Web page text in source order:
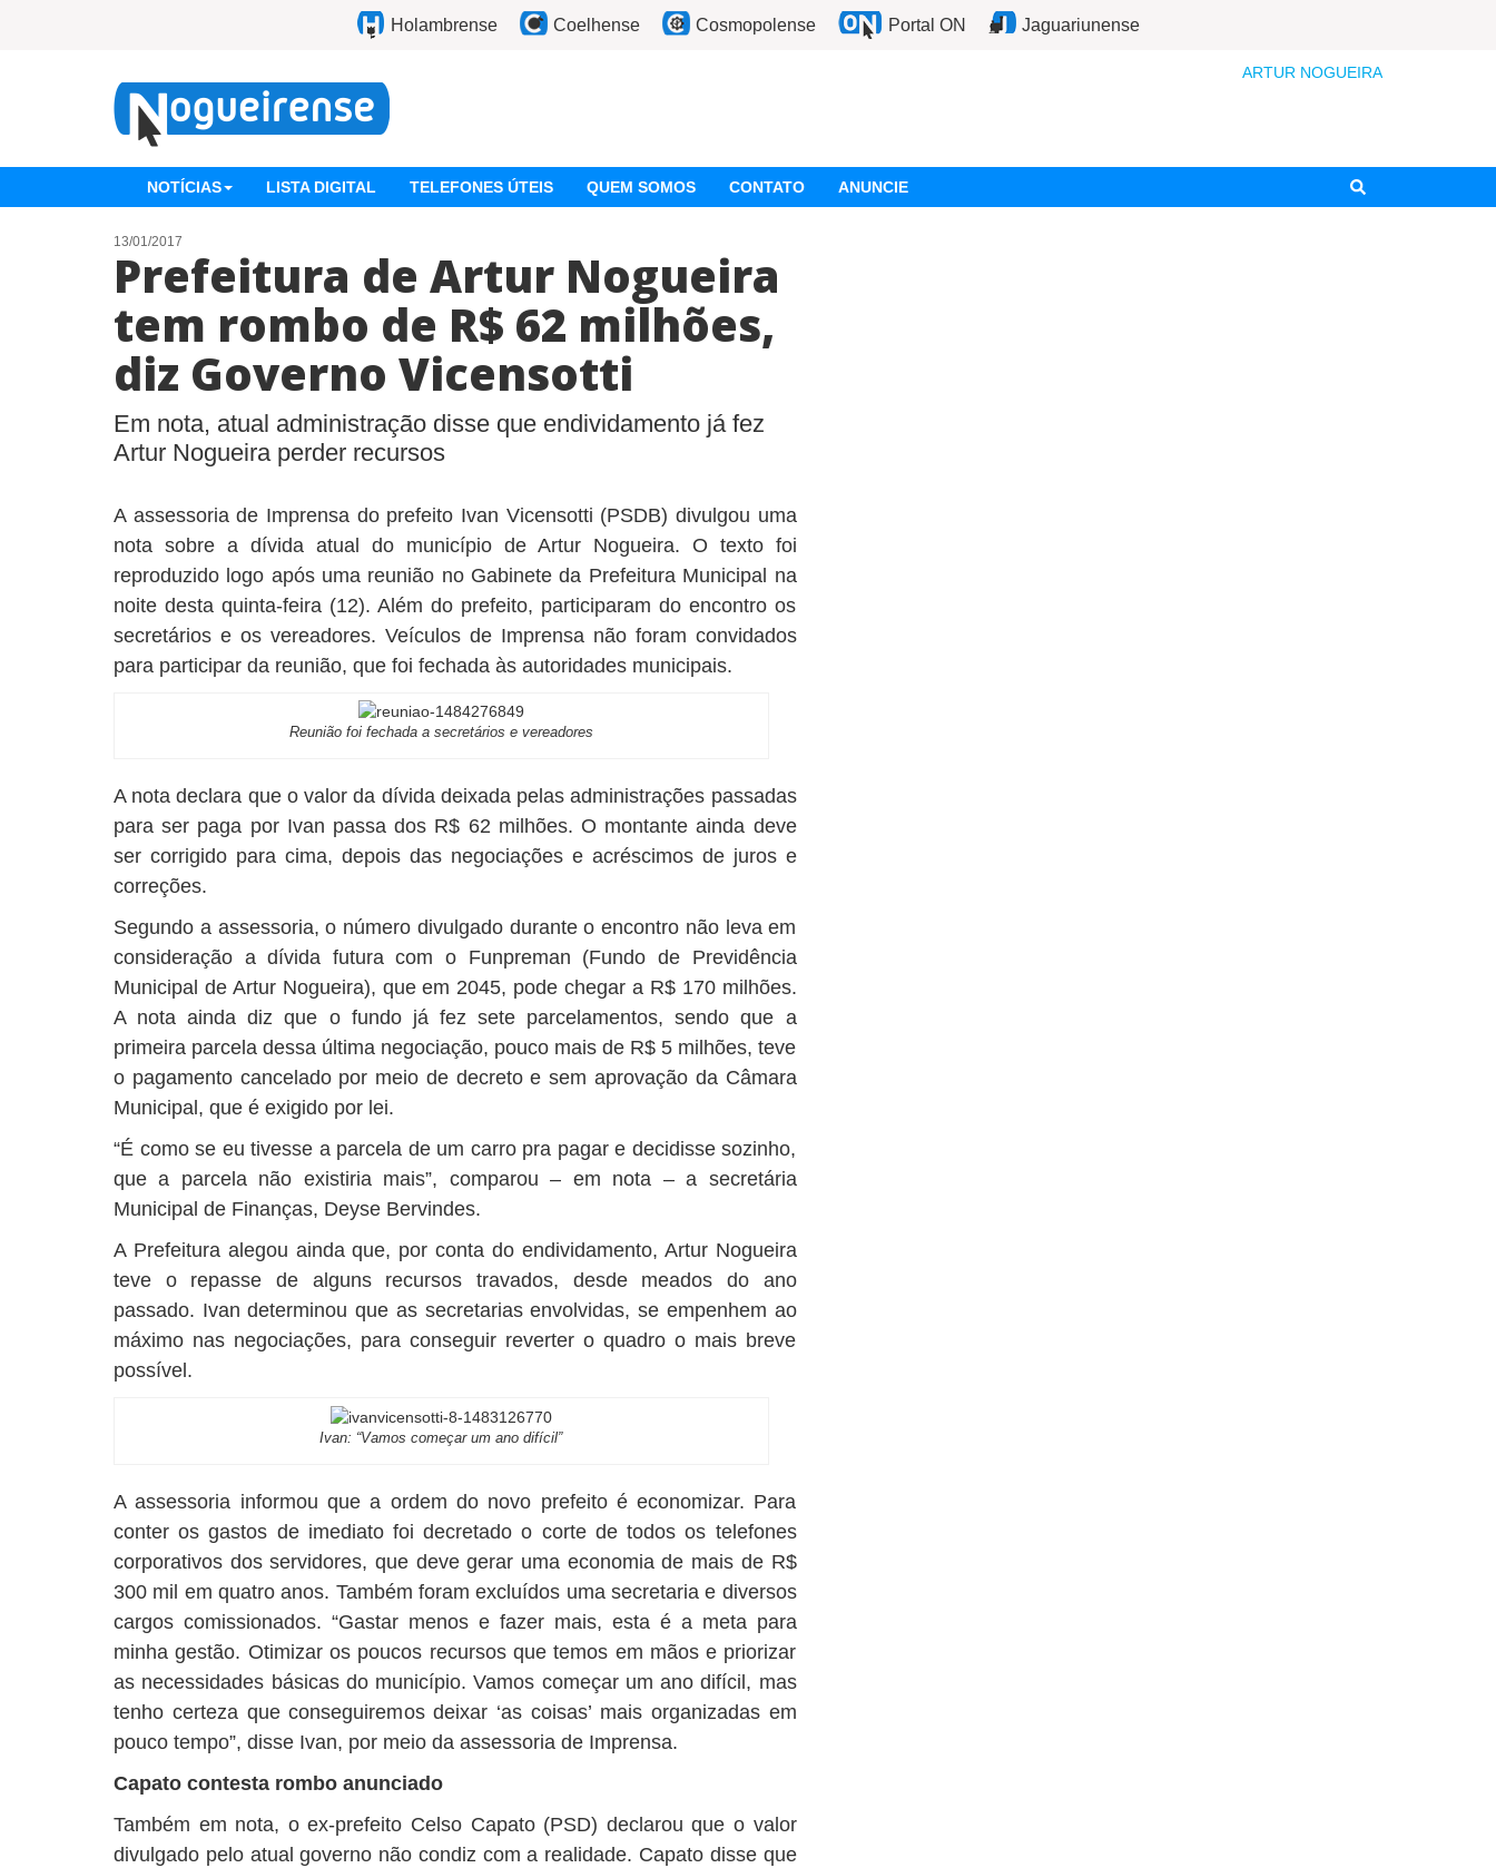
Holambrense Coelhense Cosmopolense Portal ON Jaguariunense
ARTUR NOGUEIRA
NOTÍCIAS LISTA DIGITAL TELEFONES ÚTEIS QUEM SOMOS CONTATO ANUNCIE
13/01/2017
Prefeitura de Artur Nogueira
tem rombo de R$ 62 milhões,
diz Governo Vicensotti
Em nota, atual administração disse que endividamento já fez
Artur Nogueira perder recursos
A assessoria de Imprensa do prefeito Ivan Vicensotti (PSDB) divulgou uma
nota sobre a dívida atual do município de Artur Nogueira. O texto foi
reproduzido logo após uma reunião no Gabinete da Prefeitura Municipal na
noite desta quinta-feira (12). Além do prefeito, participaram do encontro os
secretários e os vereadores. Veículos de Imprensa não foram convidados
para participar da reunião, que foi fechada às autoridades municipais.
Reunião foi fechada a secretários e vereadores
A nota declara que o valor da dívida deixada pelas administrações passadas
para ser paga por Ivan passa dos R$ 62 milhões. O montante ainda deve
ser corrigido para cima, depois das negociações e acréscimos de juros e
correções.
Segundo a assessoria, o número divulgado durante o encontro não leva em
consideração a dívida futura com o Funpreman (Fundo de Previdência
Municipal de Artur Nogueira), que em 2045, pode chegar a R$ 170 milhões.
A nota ainda diz que o fundo já fez sete parcelamentos, sendo que a
primeira parcela dessa última negociação, pouco mais de R$ 5 milhões, teve
o pagamento cancelado por meio de decreto e sem aprovação da Câmara
Municipal, que é exigido por lei.
“É como se eu tivesse a parcela de um carro pra pagar e decidisse sozinho,
que a parcela não existiria mais”, comparou – em nota – a secretária
Municipal de Finanças, Deyse Bervindes.
A Prefeitura alegou ainda que, por conta do endividamento, Artur Nogueira
teve o repasse de alguns recursos travados, desde meados do ano
passado. Ivan determinou que as secretarias envolvidas, se empenhem ao
máximo nas negociações, para conseguir reverter o quadro o mais breve
possível.
Ivan: “Vamos começar um ano difícil”
A assessoria informou que a ordem do novo prefeito é economizar. Para
conter os gastos de imediato foi decretado o corte de todos os telefones
corporativos dos servidores, que deve gerar uma economia de mais de R$
300 mil em quatro anos. Também foram excluídos uma secretaria e diversos
cargos comissionados. “Gastar menos e fazer mais, esta é a meta para
minha gestão. Otimizar os poucos recursos que temos em mãos e priorizar
as necessidades básicas do município. Vamos começar um ano difícil, mas
tenho certeza que conseguiremos deixar ‘as coisas’ mais organizadas em
pouco tempo”, disse Ivan, por meio da assessoria de Imprensa.
Capato contesta rombo anunciado
Também em nota, o ex-prefeito Celso Capato (PSD) declarou que o valor
divulgado pelo atual governo não condiz com a realidade. Capato disse que